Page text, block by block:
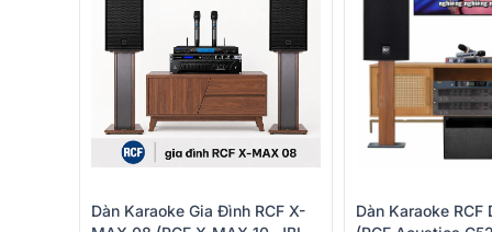
Dàn Karaoke Gia Đình RCF X-
Dàn Karaoke RCF